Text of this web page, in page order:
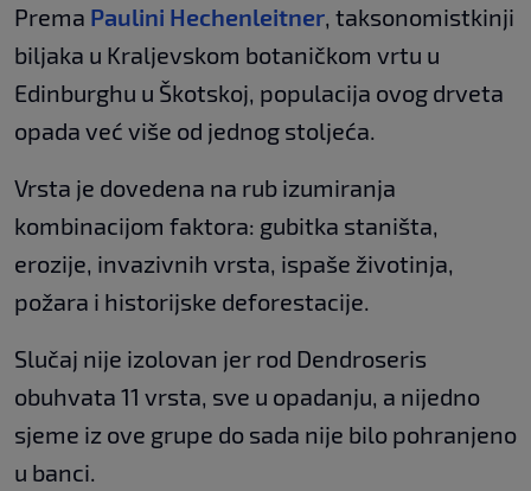
Prema Paulini Hechenleitner , taksonomistkinji
biljaka u Kraljevskom botaničkom vrtu u
Edinburghu u Škotskoj, populacija ovog drveta
opada već više od jednog stoljeća.
Vrsta je dovedena na rub izumiranja
kombinacijom faktora: gubitka staništa,
erozije, invazivnih vrsta, ispaše životinja,
požara i historijske deforestacije.
Slučaj nije izolovan jer rod Dendroseris
obuhvata 11 vrsta, sve u opadanju, a nijedno
sjeme iz ove grupe do sada nije bilo pohranjeno
u banci.